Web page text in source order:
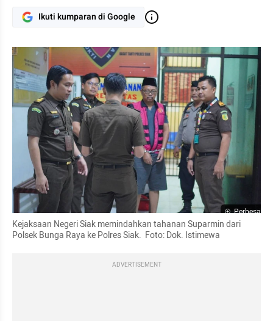
Ikuti kumparan di Google
Perbesar
Kejaksaan Negeri Siak memindahkan tahanan Suparmin dari
Polsek Bunga Raya ke Polres Siak.  Foto: Dok. Istimewa
ADVERTISEMENT